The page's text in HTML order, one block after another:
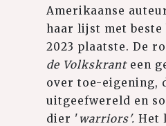
Amerikaanse
haar lijst met beste
2023 plaatste. De
de Volkskranteen
over toe-eigening,
uitgeefwereld en
dier ' warriors'.Het